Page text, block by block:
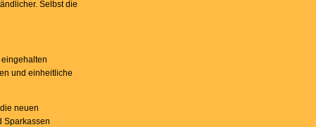
Selbst die
und einheitliche
neuen
Sparkassen